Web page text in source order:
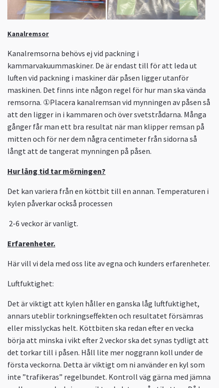
Kanalremsor
Kanalremsorna behövs ej vid packning i
kammarvakuummaskiner. De är endast till för att leda ut
luften vid packning i maskiner där påsen ligger utanför
maskinen. Det finns inte någon regel för hur man ska vända
remsorna. ①Placera kanalremsan vid mynningen av påsen så
att den ligger in i kammaren och över svetstrådarna. Många
gånger får man ett bra resultat när man klipper remsan på
mitten och för ner dem några centimeter från sidorna så
långt att de tangerat mynningen på påsen.
Hur lång tid tar mörningen?
Det kan variera från en köttbit till en annan. Temperaturen i
kylen påverkar också processen
2-6 veckor är vanligt.
Erfarenheter.
Här vill vi dela med oss lite av egna och kunders erfarenheter.
Luftfuktighet:
Det är viktigt att kylen håller en ganska låg luftfuktighet,
annars uteblir torkningseffekten och resultatet försämras
eller misslyckas helt. Köttbiten ska redan efter en vecka
börja att minska i vikt efter 2 veckor ska det synas tydligt att
det torkar till i påsen. Håll lite mer noggrann koll under de
första veckorna. Detta är viktigt om ni använder en kyl som
inte ”trafikeras” regelbundet. Kontroll väg gärna med jämna